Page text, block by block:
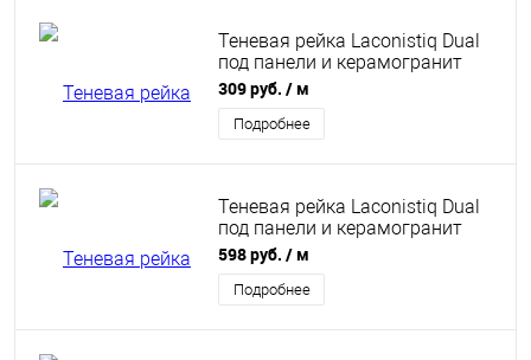
Теневая рейка Laconistiq Dual
под панели и керамогранит
серый 8,6х12х3000 мм без
покрытия
309 руб. / м
Подробнее
Теневая рейка Laconistiq Dual
под панели и керамогранит
светло-золотой 8,6х12х3000
мм анодированный
598 руб. / м
Подробнее